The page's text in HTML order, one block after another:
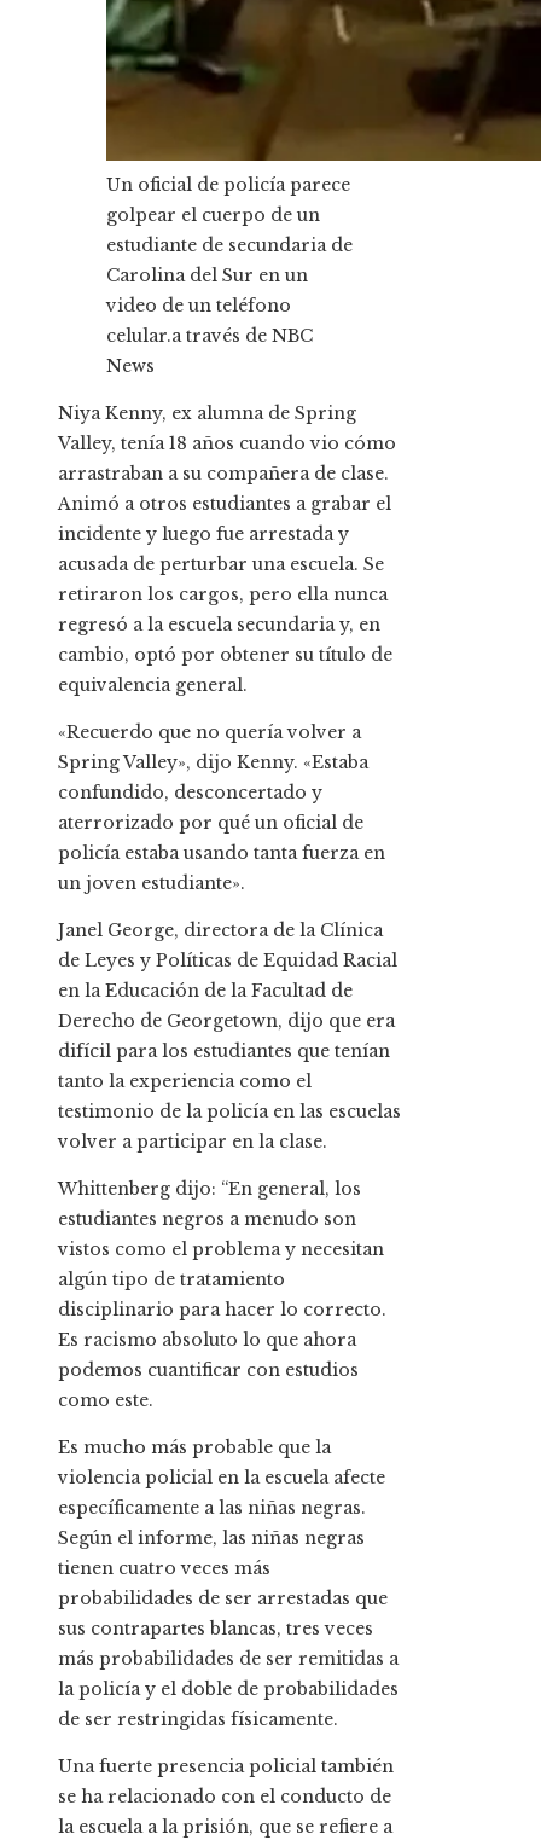
Un oficial de policía parece
golpear el cuerpo de un
estudiante de secundaria de
Carolina del Sur en un
video de un teléfono
celular.a través de NBC
News
Niya Kenny, ex alumna de Spring
Valley, tenía 18 años cuando vio cómo
arrastraban a su compañera de clase.
Animó a otros estudiantes a grabar el
incidente y luego fue arrestada y
acusada de perturbar una escuela. Se
retiraron los cargos, pero ella nunca
regresó a la escuela secundaria y, en
cambio, optó por obtener su título de
equivalencia general.
«Recuerdo que no quería volver a
Spring Valley», dijo Kenny. «Estaba
confundido, desconcertado y
aterrorizado por qué un oficial de
policía estaba usando tanta fuerza en
un joven estudiante».
Janel George, directora de la Clínica
de Leyes y Políticas de Equidad Racial
en la Educación de la Facultad de
Derecho de Georgetown, dijo que era
difícil para los estudiantes que tenían
tanto la experiencia como el
testimonio de la policía en las escuelas
volver a participar en la clase.
Whittenberg dijo: “En general, los
estudiantes negros a menudo son
vistos como el problema y necesitan
algún tipo de tratamiento
disciplinario para hacer lo correcto.
Es racismo absoluto lo que ahora
podemos cuantificar con estudios
como este.
Es mucho más probable que la
violencia policial en la escuela afecte
específicamente a las niñas negras.
Según el informe, las niñas negras
tienen cuatro veces más
probabilidades de ser arrestadas que
sus contrapartes blancas, tres veces
más probabilidades de ser remitidas a
la policía y el doble de probabilidades
de ser restringidas físicamente.
Una fuerte presencia policial también
se ha relacionado con el conducto de
la escuela a la prisión, que se refiere a